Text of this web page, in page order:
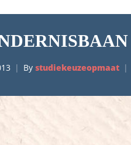
By studiekeuzeopmaat